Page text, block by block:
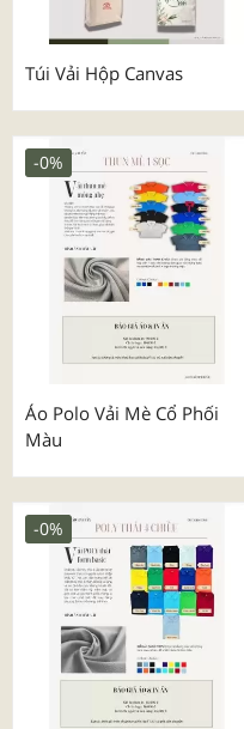
Túi Vải Hộp Canvas
Áo Polo Vải Mè Cổ Phối
Màu
-0%
-0%